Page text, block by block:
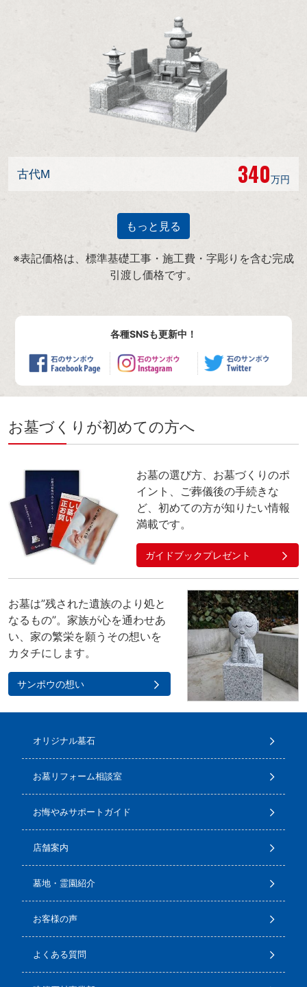
古代M 340万円
もっと見る
※表記価格は、標準基礎工事・施工費・字彫りを含む完成
引渡し価格です。
各種SNSも更新中！
お墓づくりが初めての方へ
お墓の選び方、お墓づくりのポ
イント、ご葬儀後の手続きな
ど、初めての方が知りたい情報
満載です。
ガイドブックプレゼント
お墓は”残された遺族のより処と
なるもの”。家族が心を通わせあ
い、家の繁栄を願うその想いを
カタチにします。
サンポウの想い
オリジナル墓石
お墓リフォーム相談室
お悔やみサポートガイド
店舗案内
墓地・霊園紹介
お客様の声
よくある質問